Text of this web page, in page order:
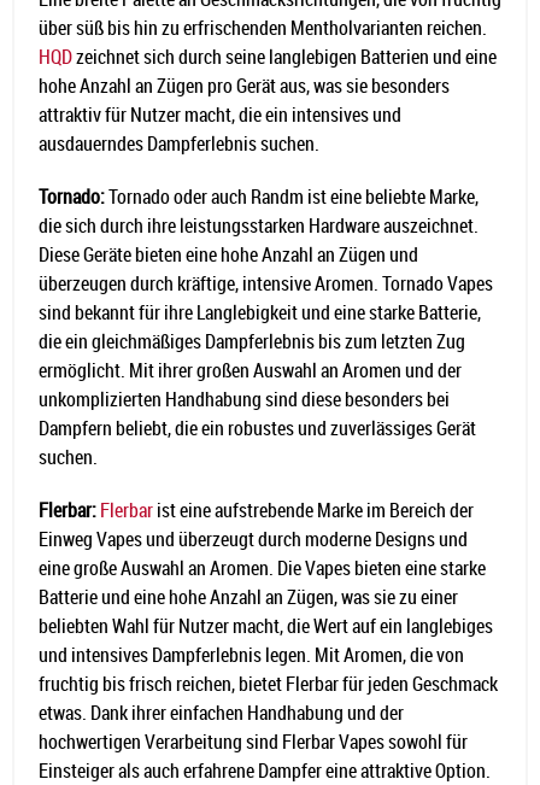
über süß bis hin zu erfrischenden Mentholvarianten reichen.
HQDzeichnet sich durch seine langlebigen Batterien und eine
hohe Anzahl an Zügen pro Gerät aus, was sie besonders
attraktiv für Nutzer macht, die ein intensives und
ausdauerndes Dampferlebnis suchen.
Tornado:Tornado oder auch Randm ist eine beliebte Marke,
die sich durch ihre leistungsstarken Hardware auszeichnet.
Diese Geräte bieten eine hohe Anzahl an Zügen und
überzeugen durch kräftige, intensive Aromen. Tornado Vapes
sind bekannt für ihre Langlebigkeit und eine starke Batterie,
die ein gleichmäßiges Dampferlebnis bis zum letzten Zug
ermöglicht. Mit ihrer großen Auswahl an Aromen und der
unkomplizierten Handhabung sind diese besonders bei
Dampfern beliebt, die ein robustes und zuverlässiges Gerät
suchen.
Flerbar:Flerbarist eine aufstrebende Marke im Bereich der
Einweg Vapes und überzeugt durch moderne Designs und
eine große Auswahl an Aromen. Die Vapes bieten eine starke
Batterie und eine hohe Anzahl an Zügen, was sie zu einer
beliebten Wahl für Nutzer macht, die Wert auf ein langlebiges
und intensives Dampferlebnis legen. Mit Aromen, die von
fruchtig bis frisch reichen, bietet Flerbar für jeden Geschmack
etwas. Dank ihrer einfachen Handhabung und der
hochwertigen Verarbeitung sind Flerbar Vapes sowohl für
Einsteiger als auch erfahrene Dampfer eine attraktive Option.